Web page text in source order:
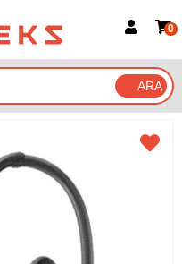
Google İle Bağlan
0